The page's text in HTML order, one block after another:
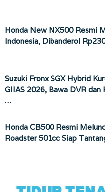
Honda New NX500 Resmi
Indonesia, Dibanderol
Suzuki Fronx SGX Hybrid
GIIAS 2026, Bawa DVR dan
…
Honda CB500 Resmi
Roadster 501cc Siap